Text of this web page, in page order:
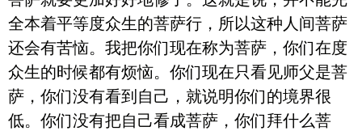
全本着平等度众生的菩萨行，所以这种人间菩萨
还会有苦恼。我把你们现在称为菩萨，你们在度
众生的时候都有烦恼。你们现在只看见师父是菩
萨，你们没有看到自己，就说明你们的境界很
低。你们没有把自己看成菩萨，你们拜什么菩